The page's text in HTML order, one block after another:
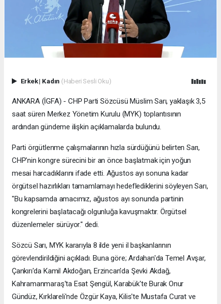
Erkek| Kadın (Haberi Sesli Oku)
ANKARA (İGFA) - CHP Parti Sözcüsü Müslim Sarı, yaklaşık 3,5
saat süren Merkez Yönetim Kurulu (MYK) toplantısının
ardından gündeme ilişkin açıklamalarda bulundu.
Parti örgütlenme çalışmalarının hızla sürdüğünü belirten Sarı,
CHP'nin kongre sürecini bir an önce başlatmak için yoğun
mesai harcadıklarını ifade etti. Ağustos ayı sonuna kadar
örgütsel hazırlıkları tamamlamayı hedeflediklerini söyleyen Sarı,
"Bu kapsamda amacımız, ağustos ayı sonunda partinin
kongrelerini başlatacağı olgunluğa kavuşmaktır. Örgütsel
düzenlemeler sürüyor." dedi.
Sözcü Sarı, MYK kararıyla 8 ilde yeni il başkanlarının
görevlendirildiğini açıkladı. Buna göre; Ardahan'da Temel Avşar,
Çankırı'da Kamil Akdoğan, Erzincan'da Şevki Akdağ,
Kahramanmaraş'ta Esat Şengül, Karabük'te Burak Onur
Gündüz, Kırklareli'nde Özgür Kaya, Kilis'te Mustafa Curat ve